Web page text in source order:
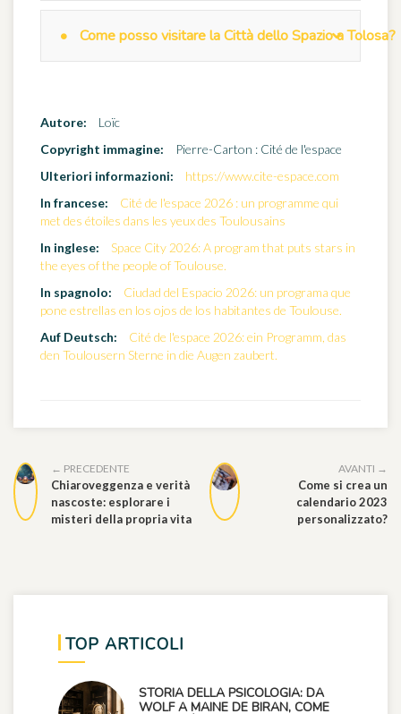
Come posso visitare la Città dello Spazio a Tolosa?
Autore:
Loïc
Copyright immagine:
Pierre-Carton : Cité de l'espace
Ulteriori informazioni:
https://www.cite-espace.com
In francese:
Cité de l'espace 2026 : un programme qui
met des étoiles dans les yeux des Toulousains
In inglese:
Space City 2026: A program that puts stars in
the eyes of the people of Toulouse.
In spagnolo:
Ciudad del Espacio 2026: un programa que
pone estrellas en los ojos de los habitantes de Toulouse.
Auf Deutsch:
Cité de l'espace 2026: ein Programm, das
den Toulousern Sterne in die Augen zaubert.
← PRECEDENTE
Chiaroveggenza e verità
nascoste: esplorare i
misteri della propria vita
AVANTI →
Come si crea un
calendario 2023
personalizzato?
TOP ARTICOLI
STORIA DELLA PSICOLOGIA: DA
WOLF A MAINE DE BIRAN, COME